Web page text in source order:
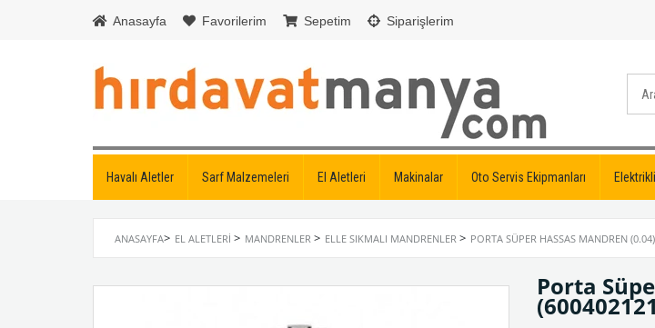
Anasayfa Favorilerim Sepetim Siparişlerim
Havalı Aletler Sarf Malzemeleri El Aletleri Makinalar Oto Servis Ekipmanları
ANASAYFA> EL ALETLERI > MANDRENLER > ELLE SIKMALI MANDRENLER > PORTA SÜPER HASSAS MANDREN
Porta